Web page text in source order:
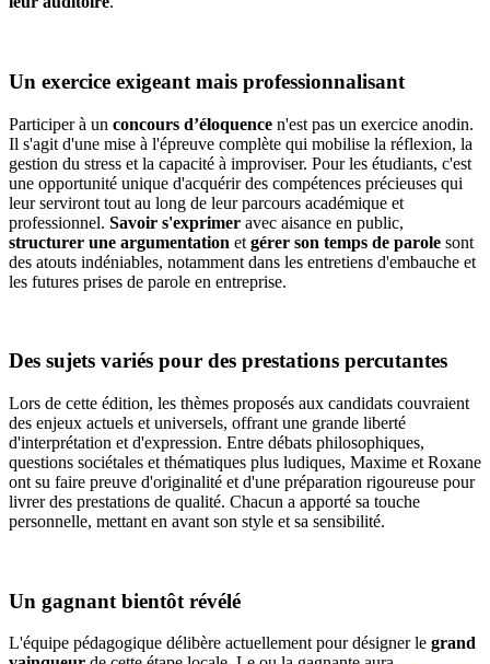
Un exercice exigeant mais professionnalisant
Participer à un concours d’éloquence n'est pas un exercice anodin.
Il s'agit d'une mise à l'épreuve complète qui mobilise la réflexion, la
gestion du stress et la capacité à improviser. Pour les étudiants, c'est
une opportunité unique d'acquérir des compétences précieuses qui
leur serviront tout au long de leur parcours académique et
professionnel. Savoir s'exprimer avec aisance en public,
structurer une argumentation et gérer son temps de parole sont
des atouts indéniables, notamment dans les entretiens d'embauche et
les futures prises de parole en entreprise.
Des sujets variés pour des prestations percutantes
Lors de cette édition, les thèmes proposés aux candidats couvraient
des enjeux actuels et universels, offrant une grande liberté
d'interprétation et d'expression. Entre débats philosophiques,
questions sociétales et thématiques plus ludiques, Maxime et Roxane
ont su faire preuve d'originalité et d'une préparation rigoureuse pour
livrer des prestations de qualité. Chacun a apporté sa touche
personnelle, mettant en avant son style et sa sensibilité.
Un gagnant bientôt révélé
L'équipe pédagogique délibère actuellement pour désigner le grand